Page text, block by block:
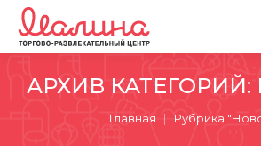
АРХИВ КАТЕГОРИЙ:
Вы здесь:
Главная Рубрика